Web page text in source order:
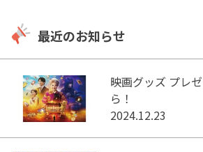
最近のお知らせ
映画グッズ プレ
ら！
2024.12.23